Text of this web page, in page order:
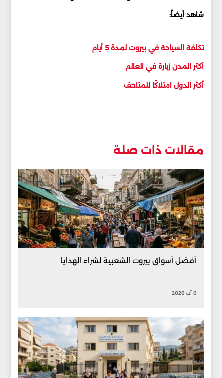
شاهد أيضاً:
تكلفة السياحة في بيروت لمدة 5 أيام
أكثر المدن زيارة في العالم
أكثر الدول امتلاكًا للمتاحف
مقالات ذات صلة
أفضل أسواق بيروت الشعبية لشراء الهدايا
6 آب 2026